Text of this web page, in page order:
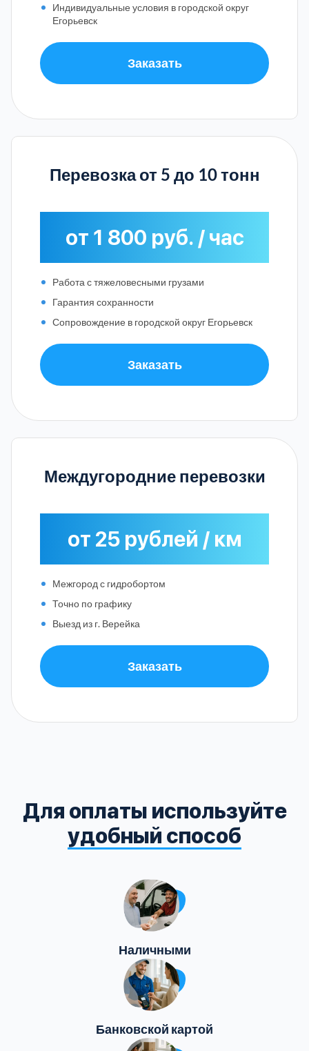
Индивидуальные условия в городской округ
Егорьевск
Заказать
Перевозка от 5 до 10 тонн
от 1 800 руб. / час
Работа с тяжеловесными грузами
Гарантия сохранности
Сопровождение в городской округ Егорьевск
Заказать
Междугородние перевозки
от 25 рублей / км
Межгород с гидробортом
Точно по графику
Выезд из г. Верейка
Заказать
Для оплаты используйте
удобный способ
Наличными
Банковской картой